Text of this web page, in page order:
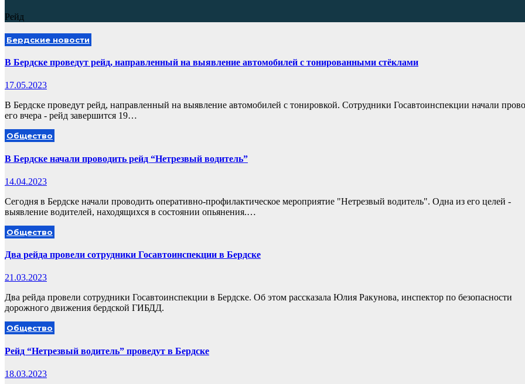
Рейд
Бердские новости
В Бердске проведут рейд, направленный на выявление автомобилей с тонированными стёклами
17.05.2023
В Бердске проведут рейд, направленный на выявление автомобилей с тонировкой. Сотрудники Госавтоинспекции начали
его вчера - рейд завершится 19…
Общество
В Бердске начали проводить рейд “Нетрезвый водитель”
14.04.2023
Сегодня в Бердске начали проводить оперативно-профилактическое мероприятие "Нетрезвый водитель". Одна из его целей -
выявление водителей, находящихся в состоянии опьянения.…
Общество
Два рейда провели сотрудники Госавтоинспекции в Бердске
21.03.2023
Два рейда провели сотрудники Госавтоинспекции в Бердске. Об этом рассказала Юлия Ракунова, инспектор по безопасности
дорожного движения бердской ГИБДД.
Общество
Рейд “Нетрезвый водитель” проведут в Бердске
18.03.2023